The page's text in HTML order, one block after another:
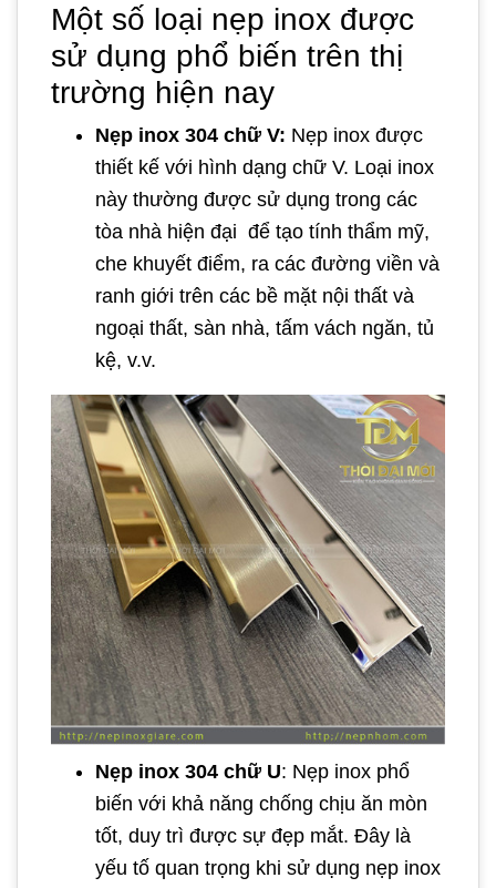
Một số loại nẹp inox được
sử dụng phổ biến trên thị
trường hiện nay
Nẹp inox 304 chữ V: Nẹp inox được
thiết kế với hình dạng chữ V. Loại inox
này thường được sử dụng trong các
tòa nhà hiện đại để tạo tính thẩm mỹ,
che khuyết điểm, ra các đường viền và
ranh giới trên các bề mặt nội thất và
ngoại thất, sàn nhà, tấm vách ngăn, tủ
kệ, v.v.
Nẹp inox 304 chữ U: Nẹp inox phổ
biến với khả năng chống chịu ăn mòn
tốt, duy trì được sự đẹp mắt. Đây là
yếu tố quan trọng khi sử dụng nẹp inox